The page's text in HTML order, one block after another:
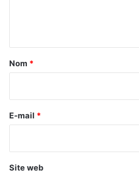
a
e
Nom *
E-mail *
Site web